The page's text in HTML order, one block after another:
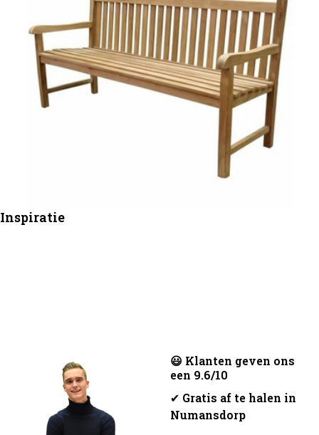
Inspiratie
😃 Klanten geven ons
een 9.6/10
✔ Gratis af te halen in
Numansdorp